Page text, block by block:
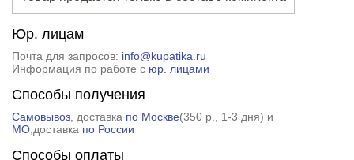
Юр. лицам
Почта для запросов: info@kupatika.ru
Информация по работе с юр. лицами
Способы получения
Самовывоз, доставка по Москве(350 р.
, 1-3 дня) и
МО,доставка по России
Способы оплаты